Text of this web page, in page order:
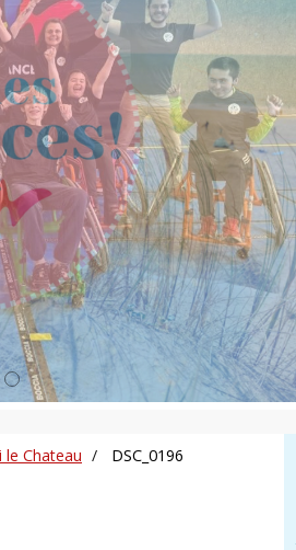
le Chateau DSC_0196